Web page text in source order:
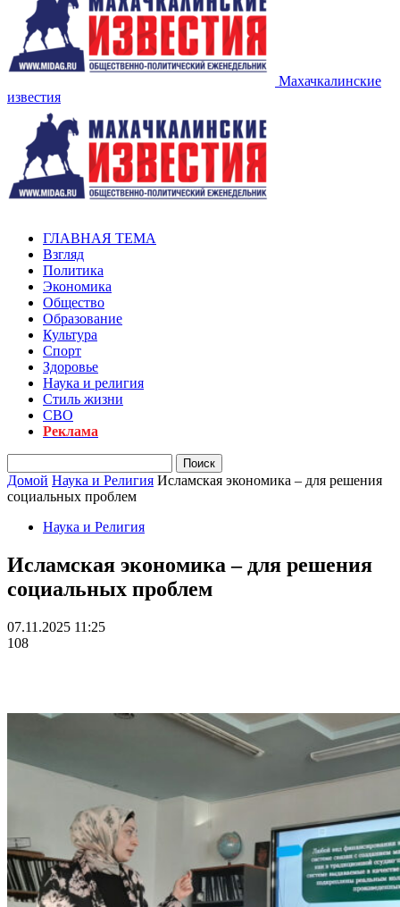
Махачкалинские
известия
ГЛАВНАЯ ТЕМА
Взгляд
Политика
Экономика
Общество
Образование
Культура
Спорт
Здоровье
Наука и религия
Стиль жизни
СВО
Реклама
Домой Наука и Религия Исламская экономика – для решения
социальных проблем
Наука и Религия
Исламская экономика – для решения
социальных проблем
07.11.2025 11:25
108